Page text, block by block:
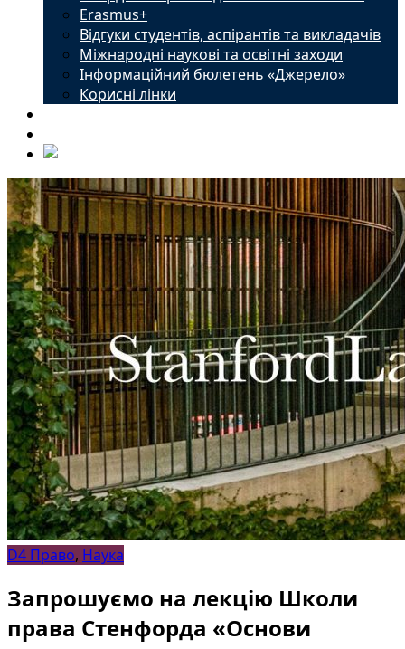
Erasmus+
Відгуки студентів, аспірантів та викладачів
Міжнародні наукові та освітні заходи
Інформаційний бюлетень «Джерело»
Корисні лінки
D4 Право, Наука
Запрошуємо на лекцію Школи
права Стенфорда «Основи